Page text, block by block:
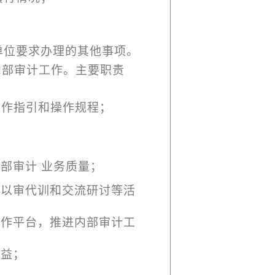
要求办理的其他事项。
审计工作。主要职责
指引和操作规程；
审计 业务质量；
审代训和交流研讨等活
平台，推进内部审计工
；